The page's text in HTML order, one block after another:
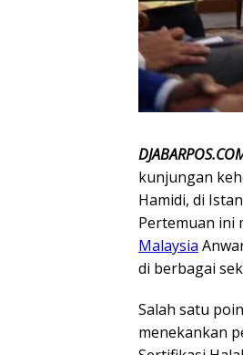
kunjungan
Hamidi, di
Pertemuan ini
Malaysia
di berbagai
Salah satu
menekankan